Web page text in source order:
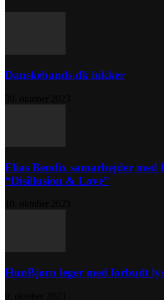
Danskebands.dk lukker
Elias Bendix samarbejder med
“Disillusion & Love”
HunBjørn leger med forbudt